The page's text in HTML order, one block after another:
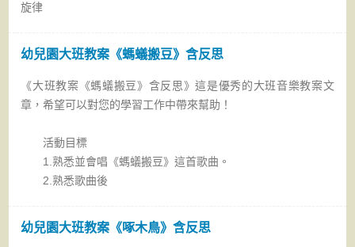
旋律
幼兒園大班教案《螞蟻搬豆》含反思
《大班教案《螞蟻搬豆》含反思》這是優秀的大班音樂教案文
章，希望可以對您的學習工作中帶來幫助！
活動目標
1.熟悉並會唱《螞蟻搬豆》這首歌曲。
2.熟悉歌曲後
幼兒園大班教案《啄木鳥》含反思